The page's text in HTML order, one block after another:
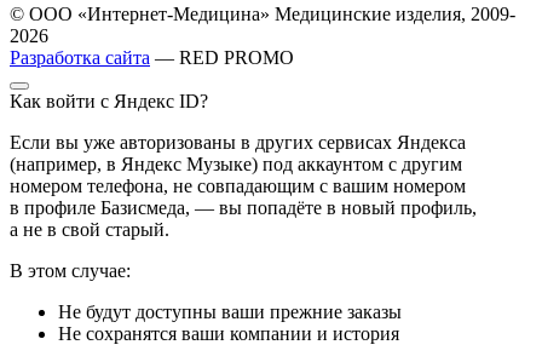
© ООО «Интернет-Медицина» Медицинские изделия, 2009-
2026
Разработка сайта — RED PROMO
Как войти с Яндекс ID?
Если вы уже авторизованы в других сервисах Яндекса
(например, в Яндекс Музыке) под аккаунтом с другим
номером телефона, не совпадающим с вашим номером
в профиле Базисмеда, — вы попадёте в новый профиль,
а не в свой старый.
В этом случае:
Не будут доступны ваши прежние заказы
Не сохранятся ваши компании и история